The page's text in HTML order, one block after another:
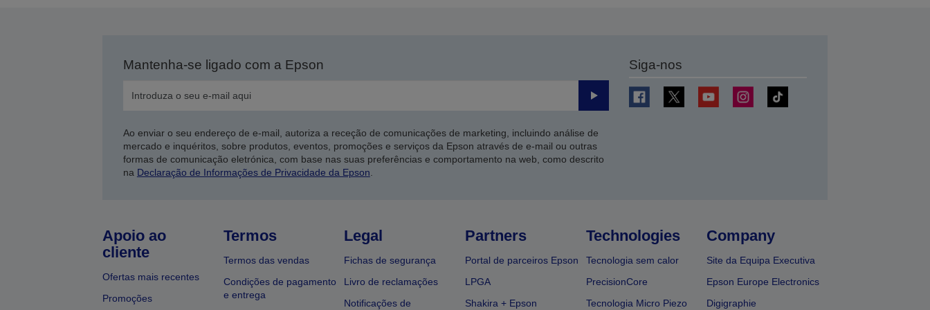
Mantenha-se ligado com a Epson
Enviar
Ao enviar o seu endereço de e-mail, autoriza a receção de comunicações de marketing, incluindo análise de
mercado e inquéritos, sobre produtos, eventos, promoções e serviços da Epson através de e-mail ou outras
formas de comunicação eletrónica, com base nas suas preferências e comportamento na web, como descrito
na Declaração de Informações de Privacidade da Epson.
Siga-nos
Apoio ao
cliente
Ofertas mais recentes
Promoções
Termos
Termos das vendas
Condições de pagamento
e entrega
Legal
Fichas de segurança
Livro de reclamações
Notificações de
Partners
Portal de parceiros Epson
LPGA
Shakira + Epson
Technologies
Tecnologia sem calor
PrecisionCore
Tecnologia Micro Piezo
Company
Site da Equipa Executiva
Epson Europe Electronics
Digigraphie